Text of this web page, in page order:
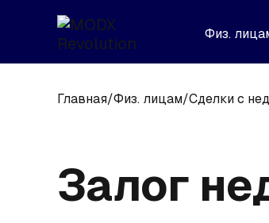
Физ.
Главная/Физ. лицам/Сделки с
Залог